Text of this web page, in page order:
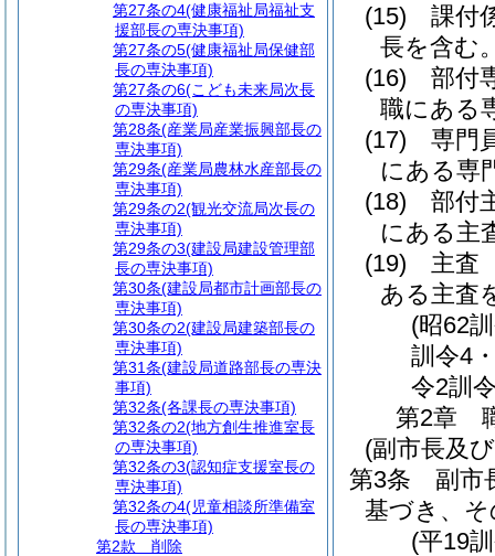
(15)
課付
長を含む
(16)
部付
職にある
(17)
専門
にある専
(18)
部付
にある主
(19)
主査
ある主査
(昭62
訓令4
令2訓
第2章
(副市長及
第3条
副市
基づき、
(平19
第27条の4(健康福祉局福祉支
援部長の専決事項)
第27条の5(健康福祉局保健部
長の専決事項)
第27条の6(こども未来局次長
の専決事項)
第28条(産業局産業振興部長の
専決事項)
第29条(産業局農林水産部長の
専決事項)
第29条の2(観光交流局次長の
専決事項)
第29条の3(建設局建設管理部
長の専決事項)
第30条(建設局都市計画部長の
専決事項)
第30条の2(建設局建築部長の
専決事項)
第31条(建設局道路部長の専決
事項)
第32条(各課長の専決事項)
第32条の2(地方創生推進室長
の専決事項)
第32条の3(認知症支援室長の
専決事項)
第32条の4(児童相談所準備室
長の専決事項)
第2款
削除